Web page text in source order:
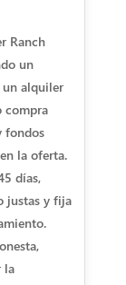
Ranch
un
alquiler
compra
fondos
la oferta.
días,
justas y fija
la